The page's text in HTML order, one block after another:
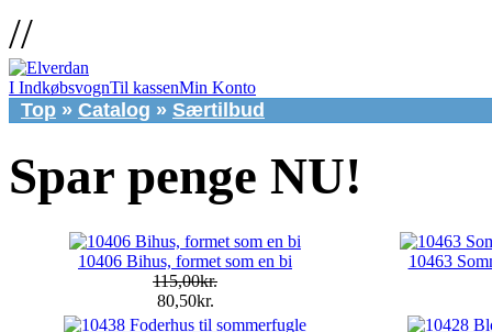
//
I IndkøbsvognTil kassenMin Konto
Top » Catalog » Særtilbud
Spar penge NU!
10406 Bihus, formet som en bi
115,00kr.
80,50kr.
10463